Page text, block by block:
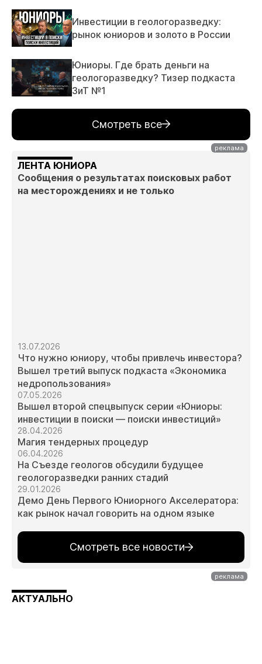
Инвестиции в геологоразведку:
рынок юниоров и золото в России
Юниоры. Где брать деньги на
геологоразведку? Тизер подкаста
ЗиТ №1
Смотреть все
ЛЕНТА ЮНИОРА
Сообщения о результатах поисковых работ
на месторождениях и не только
13.07.2026
Что нужно юниору, чтобы привлечь инвестора?
Вышел третий выпуск подкаста «Экономика
недропользования»
07.05.2026
Вышел второй спецвыпуск серии «Юниоры:
инвестиции в поиски — поиски инвестиций»
28.04.2026
Магия тендерных процедур
06.04.2026
На Съезде геологов обсудили будущее
геологоразведки ранних стадий
29.01.2026
Демо День Первого Юниорного Акселератора:
как рынок начал говорить на одном языке
Смотреть все новости
АКТУАЛЬНО